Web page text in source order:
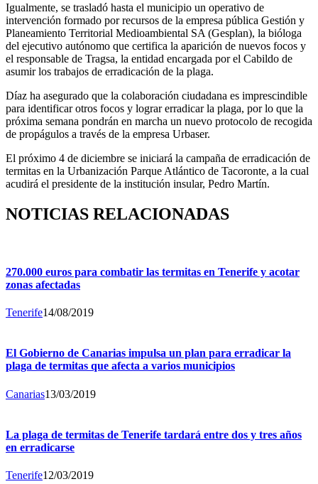
Igualmente, se trasladó hasta el municipio un operativo de
intervención formado por recursos de la empresa pública Gestión y
Planeamiento Territorial Medioambiental SA (Gesplan), la bióloga
del ejecutivo autónomo que certifica la aparición de nuevos focos y
el responsable de Tragsa, la entidad encargada por el Cabildo de
asumir los trabajos de erradicación de la plaga.
Díaz ha asegurado que la colaboración ciudadana es imprescindible
para identificar otros focos y lograr erradicar la plaga, por lo que la
próxima semana pondrán en marcha un nuevo protocolo de recogida
de propágulos a través de la empresa Urbaser.
El próximo 4 de diciembre se iniciará la campaña de erradicación de
termitas en la Urbanización Parque Atlántico de Tacoronte, a la cual
acudirá el presidente de la institución insular, Pedro Martín.
NOTICIAS RELACIONADAS
270.000 euros para combatir las termitas en Tenerife y acotar
zonas afectadas
Tenerife14/08/2019
El Gobierno de Canarias impulsa un plan para erradicar la
plaga de termitas que afecta a varios municipios
Canarias13/03/2019
La plaga de termitas de Tenerife tardará entre dos y tres años
en erradicarse
Tenerife12/03/2019